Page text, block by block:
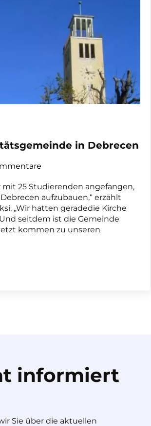
in Debrecen
mit 25 Studierenden angefangen,
aufzubauen,“ erzählt
„Wir hatten geradedie Kirche
seitdem ist die Gemeinde
kommen zu unseren
informiert
Sie über die aktuellen